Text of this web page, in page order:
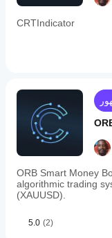
functionality,
and
cancellation
Parameters
allow
customization
bias
FVG
size
and
risk
CRTIndicator
ORB Smart Money
algorithmic trading
(XAUUSD).
5.0 (2)